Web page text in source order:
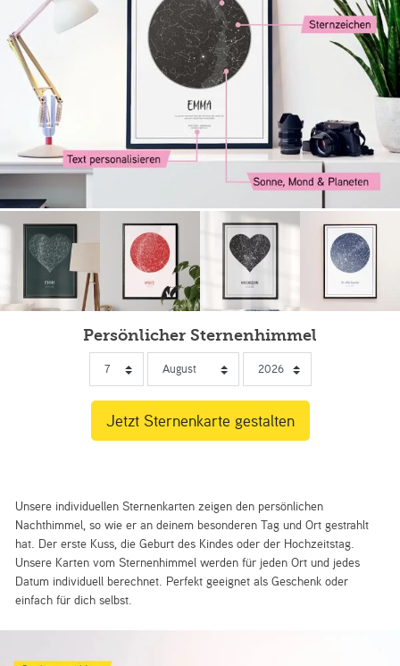
Persönlicher Sternenhimmel
Unsere individuellen Sternenkarten zeigen den persönlichen
Nachthimmel, so wie er an deinem besonderen Tag und Ort gestrahlt
hat. Der erste Kuss, die Geburt des Kindes oder der Hochzeitstag.
Unsere Karten vom Sternenhimmel werden für jeden Ort und jedes
Datum individuell berechnet. Perfekt geeignet als Geschenk oder
einfach für dich selbst.